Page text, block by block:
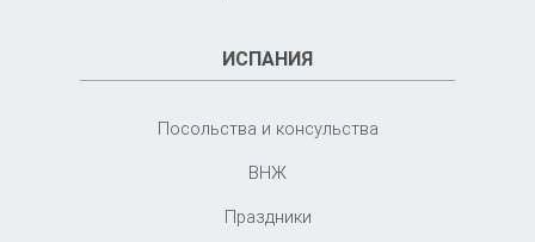
ИСПАНИЯ
Посольства и консульства
ВНЖ
Праздники